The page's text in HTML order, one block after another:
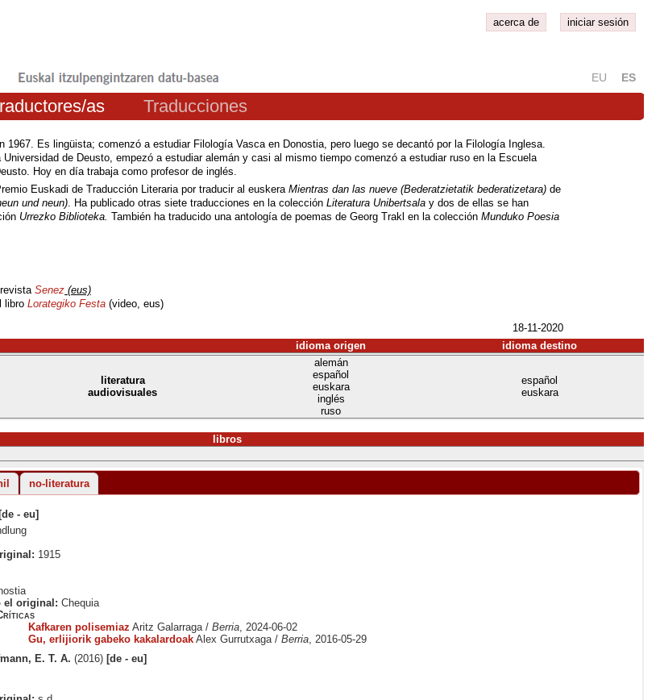
acerca de iniciar sesión
EU ES
as Traducciones
1967. Es lingüista; comenzó a estudiar Filología Vasca en Donostia, pero luego se decantó por la Filología Inglesa.
Universidad de Deusto, empezó a estudiar alemán y casi al mismo tiempo comenzó a estudiar ruso en la Escuela
Hoy en día trabaja como profesor de inglés.
Euskadi de Traducción Literaria por traducir al euskera Mientras dan las nueve (Bederatzietatik bederatizetara) de
und neun). Ha publicado otras siete traducciones en la colección Literatura Unibertsala y dos de ellas se han
Urrezko Biblioteka. También ha traducido una antología de poemas de Georg Trakl en la colección Munduko Poesia
Senez (eus)
libro Lorategiko Festa (video, eus)
18-11-2020
idioma origen idioma destino
literatura
audiovisuales
alemán
español
euskara
inglés
ruso
español
euskara
libros
no-literatura
[de - eu]
1915
el original: Chequia
Kafkaren polisemiaz Aritz Galarraga / Berria, 2024-06-02
Gu, erlijiorik gabeko kakalardoakAlex Gurrutxaga / Berria, 2016-05-29
E. T. A. (2016) [de - eu]